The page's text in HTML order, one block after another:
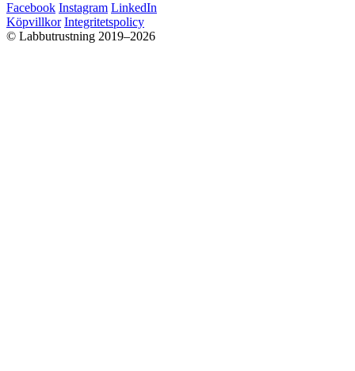
Facebook Instagram LinkedIn
Köpvillkor Integritetspolicy
© Labbutrustning 2019–2026